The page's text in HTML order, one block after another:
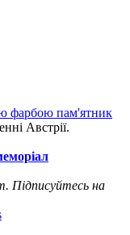
фарбою пам'ятник
Австрії.
Підписуйтесь на